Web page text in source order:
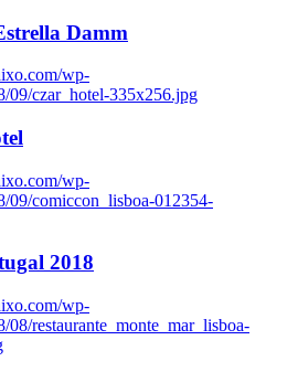
Damm
wp-
09/czar_hotel-335x256.jpg
wp-
09/comiccon_lisboa-012354-
2018
wp-
08/restaurante_monte_mar_lisboa-